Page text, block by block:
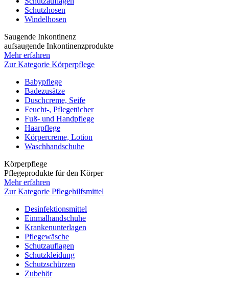
Schutzhosen
Windelhosen
Saugende Inkontinenz
aufsaugende Inkontinenzprodukte
Mehr erfahren
Zur Kategorie Körperpflege
Babypflege
Badezusätze
Duschcreme, Seife
Feucht-, Pflegetücher
Fuß- und Handpflege
Haarpflege
Körpercreme, Lotion
Waschhandschuhe
Körperpflege
Pflegeprodukte für den Körper
Mehr erfahren
Zur Kategorie Pflegehilfsmittel
Desinfektionsmittel
Einmalhandschuhe
Krankenunterlagen
Pflegewäsche
Schutzauflagen
Schutzkleidung
Schutzschürzen
Zubehör